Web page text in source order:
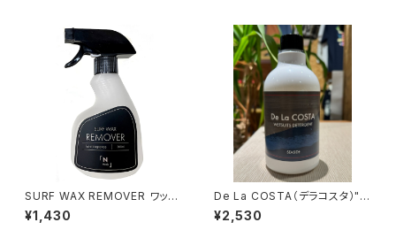
SURF WAX REMOVER ワック
スリムーバー
¥1,430
De La COSTA（デラコスタ）"W
etsuits Detergent -SEASID
E-"
¥2,530